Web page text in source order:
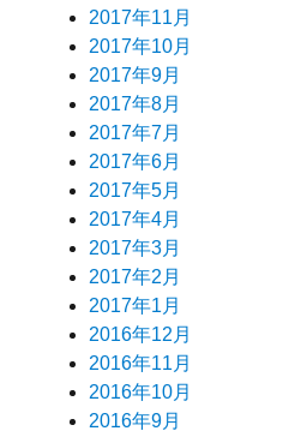
2017年11月
2017年10月
2017年9月
2017年8月
2017年7月
2017年6月
2017年5月
2017年4月
2017年3月
2017年2月
2017年1月
2016年12月
2016年11月
2016年10月
2016年9月